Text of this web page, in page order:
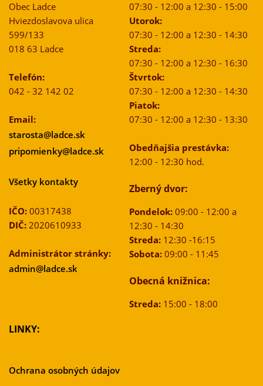
Obec Ladce
Hviezdoslavova ulica
599/133
018 63 Ladce
Telefón:
042 - 32 142 02
Email:
starosta@ladce.sk
pripomienky@ladce.sk
Všetky kontakty
IČO: 00317438
DIČ: 2020610933
Administrátor stránky:
admin@ladce.sk
07:30 - 12:00 a 12:30 - 15:00
Utorok:
07:30 - 12:00 a 12:30 - 14:30
Streda:
07:30 - 12:00 a 12:30 - 16:30
Štvrtok:
07:30 - 12:00 a 12:30 - 14:30
Piatok:
07:30 - 12:00 a 12:30 - 13:30
Obedňajšia prestávka:
12:00 - 12:30 hod.
Zberný dvor:
Pondelok:09:00 - 12:00 a
12:30 - 14:30
Streda:12:30 -16:15
Sobota:09:00 - 11:45
Obecná knižnica:
Streda:15:00 - 18:00
LINKY:
Ochrana osobných údajov